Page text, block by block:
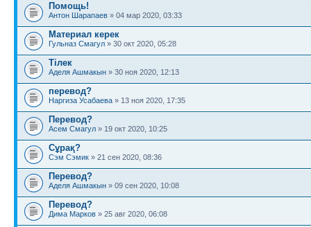
Помощь!
Антон Шарапаев » 04 мар 2020, 03:33
Материал керек
Гульназ Смагул » 30 окт 2020, 05:28
Тілек
Аделя Ашмакын » 30 ноя 2020, 12:13
перевод?
Наргиза Усабаева » 13 ноя 2020, 17:35
Перевод?
Асем Смагул » 19 окт 2020, 10:25
Сұрақ?
Сэм Сэмик » 21 сен 2020, 08:36
Перевод?
Аделя Ашмакын » 09 сен 2020, 10:08
Перевод?
Дима Марков » 25 авг 2020, 06:08